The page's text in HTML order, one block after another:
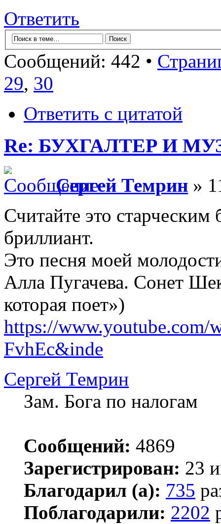
Ответить
Сообщений: 442 •
29, 30
Ответить с цитатой
Re: БУХГАЛТЕР И
Сергей Темрин »
Считайте это
бриллиант.
Это песня моей
Алла Пугачева. Сонет
которая поет»)
https://www.youtube.com/
FvhEc&inde
Сергей Темрин
Зам. Бога по налогам
Сообщений: 4869
Зарегистрирован: 23
Благодарил (а): 735
Поблагодарили: 2202